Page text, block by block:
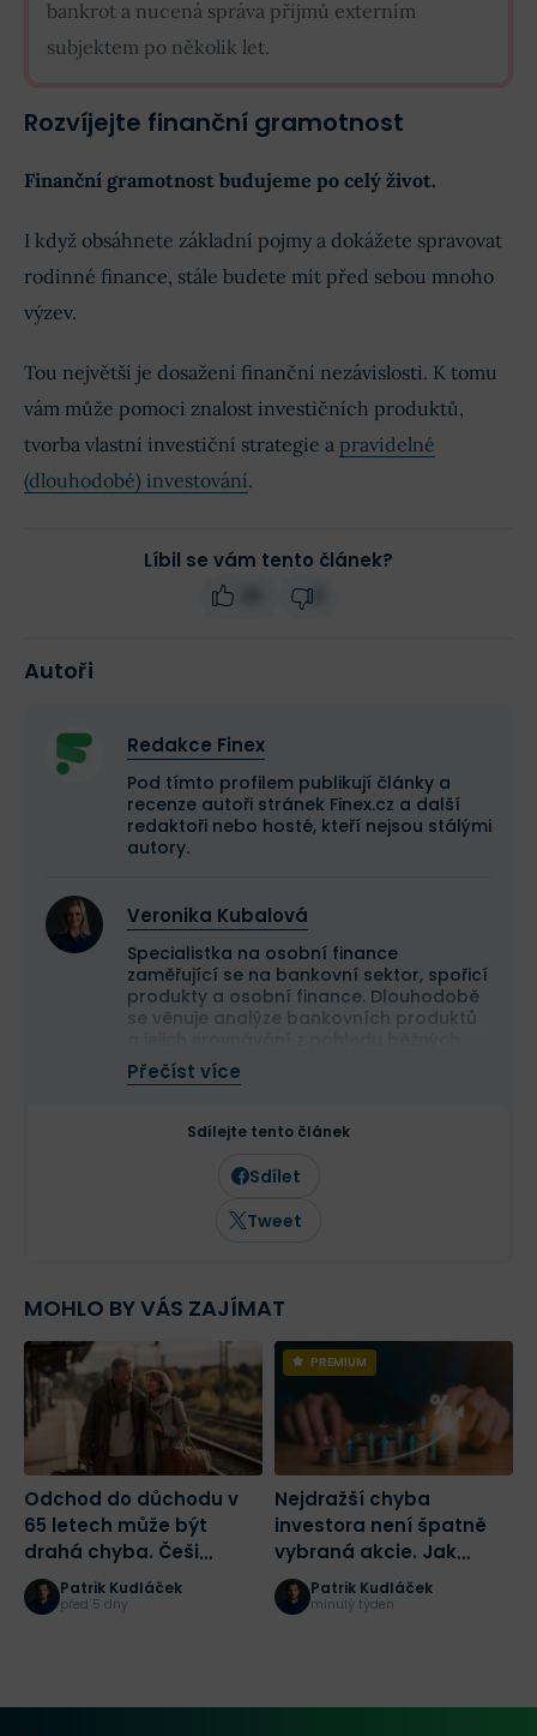
bankrot a nucená správa příjmů externím
subjektem po několik let.
Rozvíjejte finanční gramotnost
Finanční gramotnost budujeme po celý život.
I když obsáhnete základní pojmy a dokážete spravovat
rodinné finance, stále budete mít před sebou mnoho
výzev.
Tou největší je dosažení finanční nezávislosti. K tomu
vám může pomoci znalost investičních produktů,
tvorba vlastní investiční strategie a pravidelné
(dlouhodobé) investování.
Líbil se vám tento článek?
Autoři
Redakce Finex
Pod tímto profilem publikují články a
recenze autoři stránek Finex.cz a další
redaktoři nebo hosté, kteří nejsou stálými
autory.
Veronika Kubalová
Specialistka na osobní finance
zaměřující se na bankovní sektor, spořicí
produkty a osobní finance. Dlouhodobě
se věnuje analýze bankovních produktů
uživatelů.
Prostřednictvím svých článků pomáhá
osobních financí a dělat informovanější
finanční rozhodnutí.
Přečíst více
Sdílejte tento článek
Sdílet
Tweet
MOHLO BY VÁS ZAJÍMAT
Odchod do důchodu v
65 letech může být
drahá chyba. Češi
přehlížejí 7 zdravých let
Patrik Kudláček
před 5 dny
PREMIUM
Nejdražší chyba
investora není špatně
vybraná akcie. Jak
zbytečně nepřijít o
stovky tisíc korun
Patrik Kudláček
minulý týden